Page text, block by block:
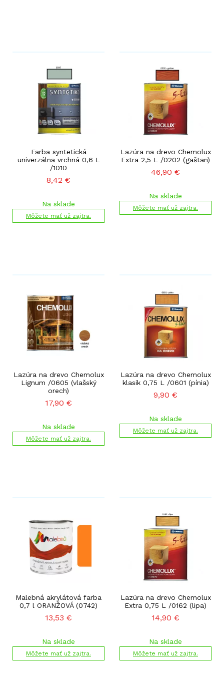
Farba syntetická
univerzálna vrchná 0,6 L
/1010
8,42 €
Na sklade
Môžete mať už zajtra.
Lazúra na drevo Chemolux
Extra 2,5 L /0202 (gaštan)
46,90 €
Na sklade
Môžete mať už zajtra.
Lazúra na drevo Chemolux
Lignum /0605 (vlašský
orech)
17,90 €
Na sklade
Môžete mať už zajtra.
Lazúra na drevo Chemolux
klasik 0,75 L /0601 (pínia)
9,90 €
Na sklade
Môžete mať už zajtra.
Malebná akrylátová farba
0,7 l ORANŽOVÁ (0742)
13,53 €
Na sklade
Môžete mať už zajtra.
Lazúra na drevo Chemolux
Extra 0,75 L /0162 (lipa)
14,90 €
Na sklade
Môžete mať už zajtra.